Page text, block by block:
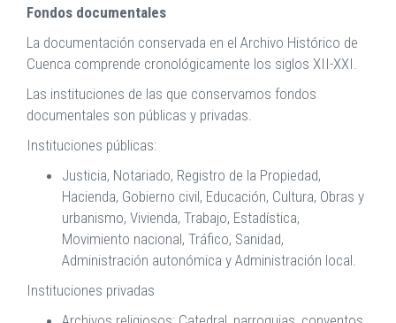
Fondos documentales
La documentación conservada en el Archivo Histórico de
Cuenca comprende cronológicamente los siglos XII-XXI.
Las instituciones de las que conservamos fondos
documentales son públicas y privadas.
Instituciones públicas:
Justicia, Notariado, Registro de la Propiedad,
Hacienda, Gobierno civil, Educación, Cultura, Obras y
urbanismo, Vivienda, Trabajo, Estadística,
Movimiento nacional, Tráfico, Sanidad,
Administración autonómica y Administración local.
Instituciones privadas